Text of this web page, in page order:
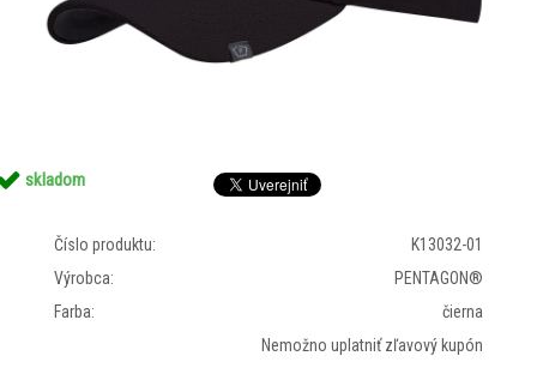
skladom
Číslo produktu:
K13032-01
Výrobca:
PENTAGON®
Farba:
čierna
Nemožno uplatniť zľavový kupón